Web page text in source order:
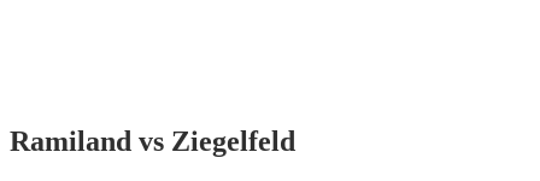
Ramiland vs Ziegelfeld